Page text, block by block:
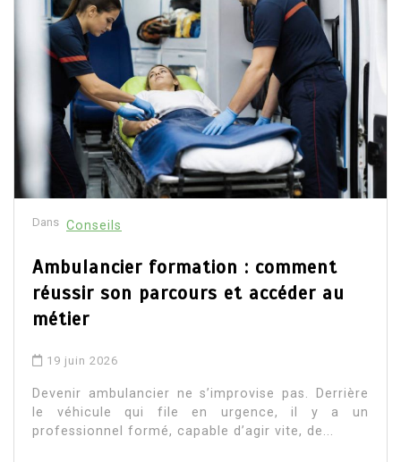
Dans Conseils
Ambulancier formation : comment
réussir son parcours et accéder au
métier
19 juin 2026
Devenir ambulancier ne s’improvise pas. Derrière
le véhicule qui file en urgence, il y a un
professionnel formé, capable d’agir vite, de...